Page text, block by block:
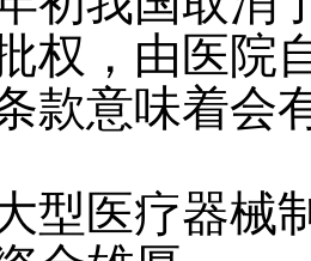
权，由医院
款意味着会
型医疗器械